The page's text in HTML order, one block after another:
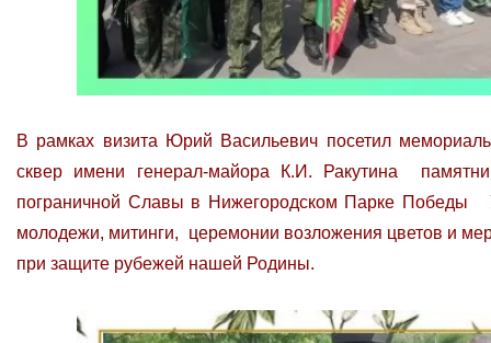
В рамках визита Юрий Васильевич посетил
сквер имени генерал-майора К.И. Ракутина
пограничной Славы в Нижегородском Парке Победы
молодежи, митинги, церемонии возложения цветов и
при защите рубежей нашей Родины.